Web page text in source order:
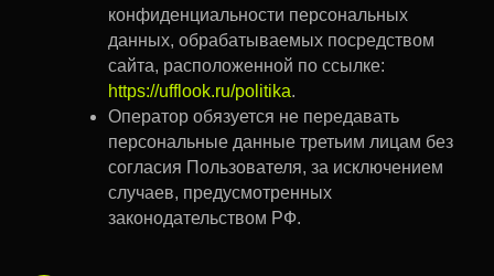
конфиденциальности персональных
данных, обрабатываемых посредством
сайта, расположенной по ссылке:
https://ufflook.ru/politika.
Оператор обязуется не передавать
персональные данные третьим лицам без
согласия Пользователя, за исключением
случаев, предусмотренных
законодательством РФ.